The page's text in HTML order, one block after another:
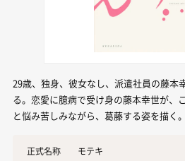
29歳、独身、彼女なし、派遣社員の藤本
る。恋愛に臆病で受け身の藤本幸世が、
と悩み苦しみながら、葛藤する姿を描く
正式名称
モテキ